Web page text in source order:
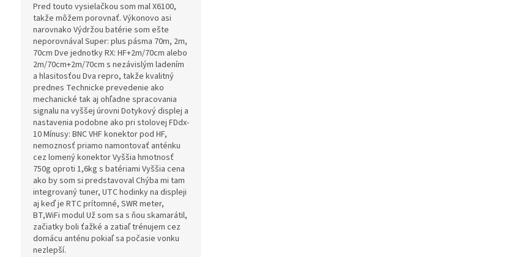
Pred touto vysielačkou som mal X6100,
takže môžem porovnať. Výkonovo asi
narovnako Výdržou batérie som ešte
neporovnával Super: plus pásma 70m, 2m,
70cm Dve jednotky RX: HF+2m/70cm alebo
2m/70cm+2m/70cm s nezávislým ladením
a hlasitosťou Dva repro, takže kvalitný
prednes Technicke prevedenie ako
mechanické tak aj ohľadne spracovania
signalu na vyššej úrovni Dotykový displej a
nastavenia podobne ako pri stolovej FDdx-
10 Mínusy: BNC VHF konektor pod HF,
nemoznosť priamo namontovať anténku
cez lomený konektor Vyššia hmotnosť
750g oproti 1,6kg s batériami Vyššia cena
ako by som si predstavoval Chýba mi tam
integrovaný tuner, UTC hodinky na displeji
aj keď je RTC prítomné, SWR meter,
BT,WiFi modul Už som sa s ňou skamarátil,
začiatky boli ťažké a zatiaľ trénujem cez
domácu anténu pokiaľ sa počasie vonku
nezlepší.